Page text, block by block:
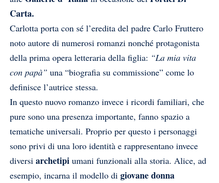
Carta.
Carlotta porta con sé l’eredita del padre Carlo Fruttero
noto autore di numerosi romanzi nonché protagonista
della prima opera letteraria della figlia: “La mia vita
con papà” una “biografia su commissione” come lo
definisce l’autrice stessa.
In questo nuovo romanzo invece i ricordi familiari, che
pure sono una presenza importante, fanno spazio a
tematiche universali. Proprio per questo i personaggi
sono privi di una loro identità e rappresentano invece
diversi archetipi umani funzionali alla storia. Alice, ad
esempio, incarna il modello di giovane donna